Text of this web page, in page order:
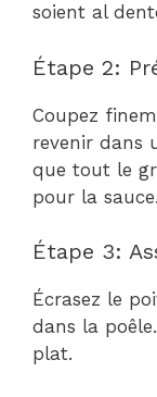
soient al
Étape 2:
Coupez
revenir dans
que tout le
pour la sauce.
Étape 3:
Écrasez le
dans la
plat.